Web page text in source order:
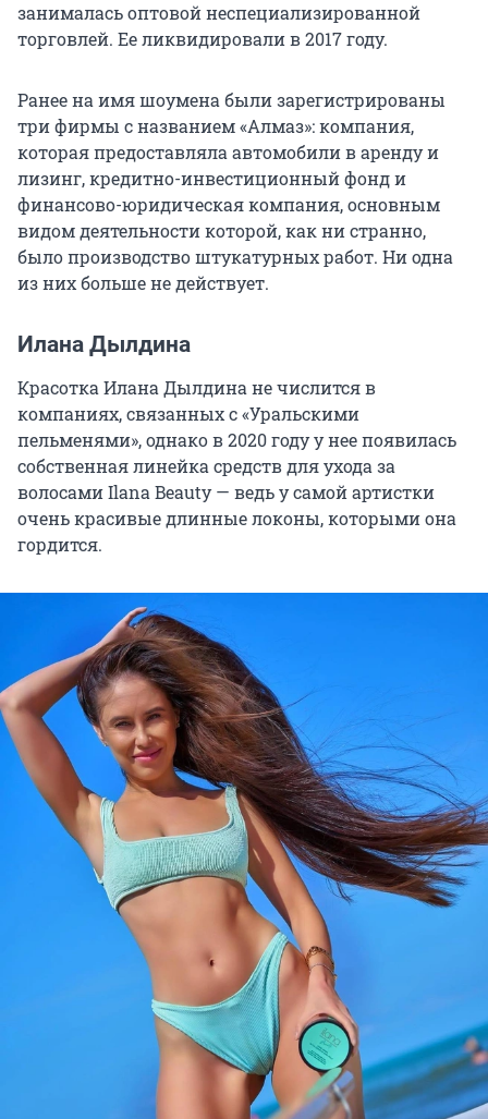
занималась оптовой неспециализированной
торговлей. Ее ликвидировали в 2017 году.
Ранее на имя шоумена были зарегистрированы
три фирмы с названием «Алмаз»: компания,
которая предоставляла автомобили в аренду и
лизинг, кредитно-инвестиционный фонд и
финансово-юридическая компания, основным
видом деятельности которой, как ни странно,
было производство штукатурных работ. Ни одна
из них больше не действует.
Илана Дылдина
Красотка Илана Дылдина не числится в
компаниях, связанных с «Уральскими
пельменями», однако в 2020 году у нее появилась
собственная линейка средств для ухода за
волосами Ilana Beauty — ведь у самой артистки
очень красивые длинные локоны, которыми она
гордится.